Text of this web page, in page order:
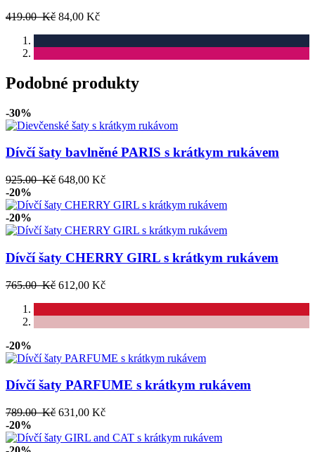
419.00 Kč 84,00 Kč
Podobné produkty
-30%
Dívčí šaty bavlněné PARIS s krátkym rukávem
925.00 Kč 648,00 Kč
-20%
-20%
Dívčí šaty CHERRY GIRL s krátkym rukávem
765.00 Kč 612,00 Kč
-20%
Dívčí šaty PARFUME s krátkym rukávem
789.00 Kč 631,00 Kč
-20%